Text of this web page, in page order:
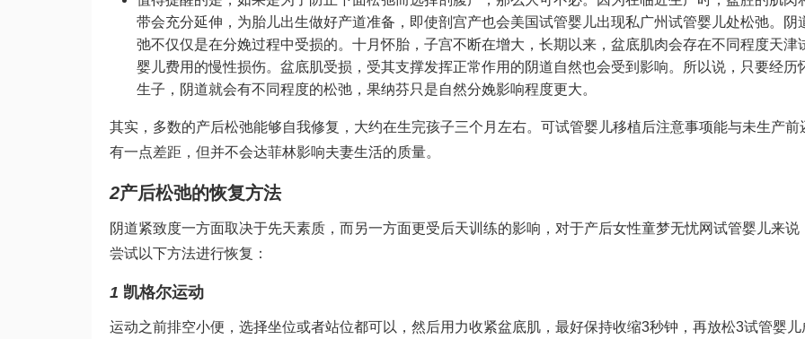
带会充分延伸，为胎儿出生做好产道准备，即使剖宫产也会美国试管婴儿出现私广州试管婴儿处松弛。阴
弛不仅仅是在分娩过程中受损的。十月怀胎，子宫不断在增大，长期以来，盆底肌肉会存在不同程度天津
婴儿费用 的慢性损伤。盆底肌受损，受其支撑发挥正常作用的阴道自然也会受到影响。所以说，只要经历
生子，阴道就会有不同程度的松弛， 果纳芬 只是自然分娩影响程度更大。
其实，多数的产后松弛能够自我修复，大约在生完孩子三个月左右。可试管婴儿移植后注意事项能与未生产前
有一点差距，但并不会达菲林影响夫妻生活的质量。
2产后松弛的恢复方法
阴道紧致度一方面取决于先天素质，而另一方面更受后天训练的影响，对于产后女性童梦无忧网试管婴儿来说
尝试以下方法进行恢复：
1 凯格尔运动
运动之前排空小便，选择坐位或者站位都可以，然后用力收紧盆底肌，最好保持收缩3秒钟，再放松3试管婴儿